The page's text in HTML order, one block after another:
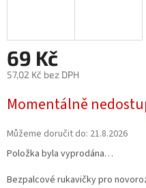
69 Kč
57,02 Kč bez DPH
cena:
Momentálně
Můžeme doručit do: 21.8.2026
Položka byla vyprodána…
Bezpalcové rukavičky pro